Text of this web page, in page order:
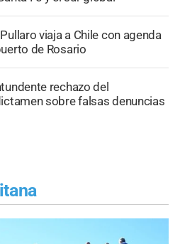
Pullaro viaja a Chile con agenda
de Rosario
rechazo del
sobre falsas denuncias